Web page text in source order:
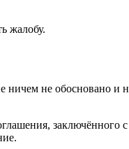
жалобу.
не обосновано и
заключённого с